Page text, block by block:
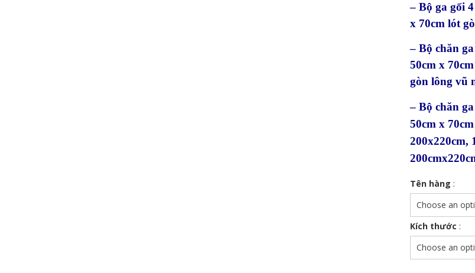
– Bộ ga gối
x 70cm lót
– Bộ chăn
50cm x
gòn lông vũ
– Bộ chăn
50cm x
200x220cm,
Tên hàng :
Kích thước :